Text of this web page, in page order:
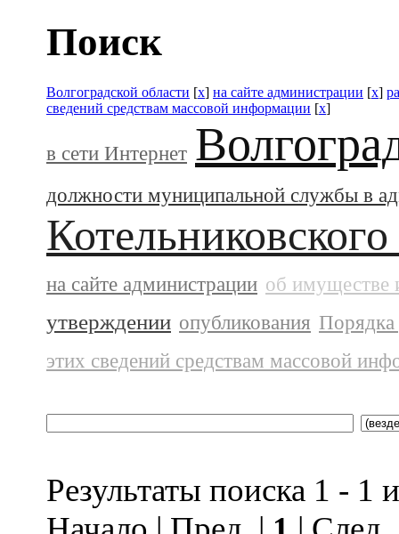
Поиск
Волгоградской области [x] на сайте администрации [x]
сведений средствам массовой информации [x]
в сети Интернет
должности муниципальной службы в
на сайте администрации об имуществе
утверждении опубликования Порядка
этих сведений средствам массовой
Результаты поиска 1 - 1